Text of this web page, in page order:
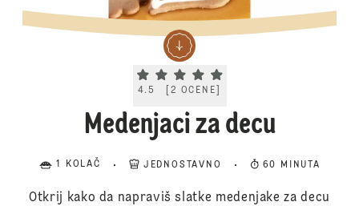
Current rating 4.5. Click to rate.
4.5 2 OCENE
Medenjaci za decu
1 KOLAČ JEDNOSTAVNO 60 MINUTA
Otkrij kako da napraviš slatke medenjake za decu